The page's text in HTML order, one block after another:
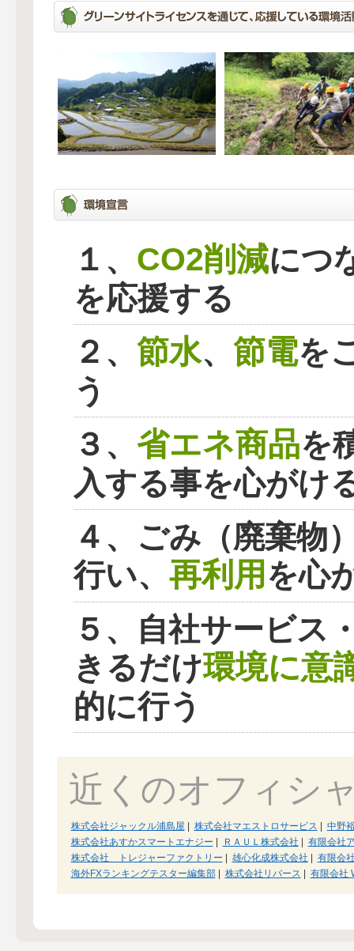
１、 CO2削減につ
を応援する
２、 節水、 節電を
う
３、 省エネ商品を
入する事を心がけ
４、ごみ（廃棄物
行い、 再利用を心
５、自社サービス
きるだけ環境に意
的に行う
近くのオフィシ
株式会社ジャックル浦島屋 株式会社マエストロサービス
中野
株式会社あすかスマートエナジー
ＲＡＵＬ株式会社
有限会社
株式会社 トレジャーファクトリー
雄心化成株式会社
有限会
海外FXランキングテスター編集部| 株式会社リバース 有限会社